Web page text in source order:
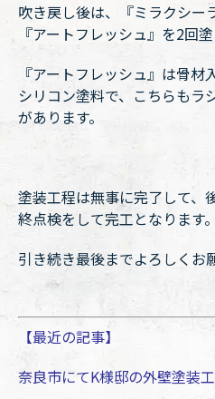
吹き戻し後は、『ミラクシー
『アートフレッシュ』を2回
『アートフレッシュ』は骨
シリコン塗料で、こちらもラ
があります。
塗装工程は無事に完了して、
終点検をして完工となります。
引き続き最後までよろしくお
【最近の記事】
奈良市にてK様邸の外壁塗装